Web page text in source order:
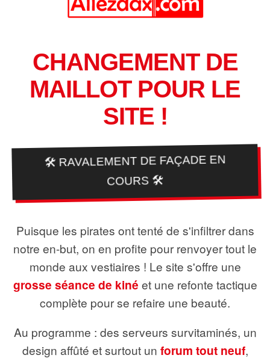
CHANGEMENT DE
MAILLOT POUR LE
SITE !
🛠️ RAVALEMENT DE FAÇADE EN
COURS 🛠️
Puisque les pirates ont tenté de s'infiltrer dans
notre en-but, on en profite pour renvoyer tout le
monde aux vestiaires ! Le site s'offre une
grosse séance de kiné et une refonte tactique
complète pour se refaire une beauté.
Au programme : des serveurs survitaminés, un
design affûté et surtout un forum tout neuf,